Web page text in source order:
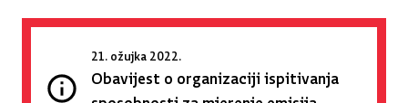
21. ožujka 2022.
Obavijest o organizaciji ispitivanja
sposobnosti za mjerenje emisija